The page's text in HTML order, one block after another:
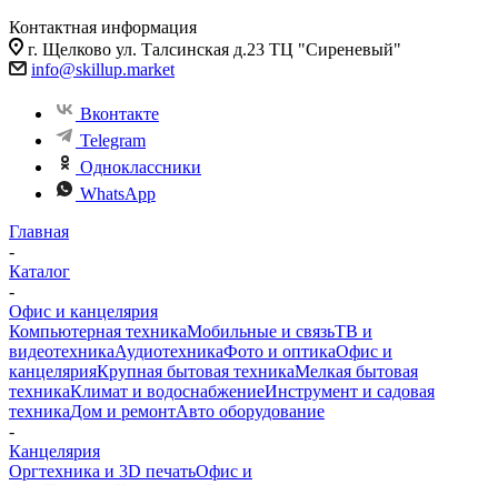
Контактная информация
г. Щелково ул. Талсинская д.23 ТЦ "Сиреневый"
info@skillup.market
Вконтакте
Telegram
Одноклассники
WhatsApp
Главная
-
Каталог
-
Офис и канцелярия
Компьютерная техникаМобильные и связьТВ и
видеотехникаАудиотехникаФото и оптикаОфис и
канцелярияКрупная бытовая техникаМелкая бытовая
техникаКлимат и водоснабжениеИнструмент и садовая
техникаДом и ремонтАвто оборудование
-
Канцелярия
Оргтехника и 3D печатьОфис и